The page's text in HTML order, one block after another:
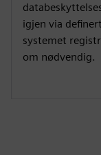
igjen via
systemet
om nødvendig.